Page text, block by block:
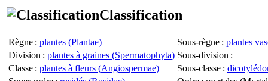
Classification
Règne : plantes (Plantae) Sous-règne : plantes
Division : plantes à graines (Spermatophyta) Sous-division :
Classe : plantes à fleurs (Angiospermae) Sous-classe :